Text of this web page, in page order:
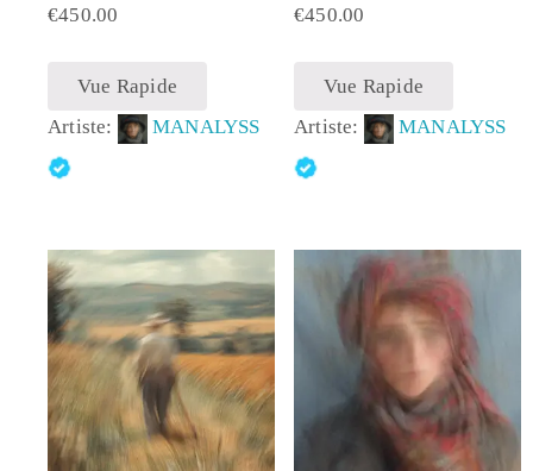
€450.00
Vue Rapide
Artiste:
MANALYSS
€450.00
Vue Rapide
Artiste:
MANALYSS